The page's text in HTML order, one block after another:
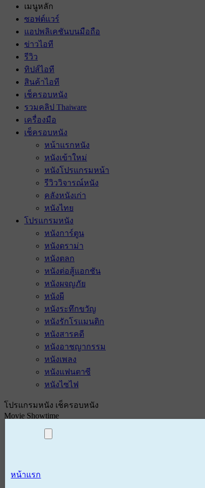
เมนูหลัก
ซอฟต์แวร์
แอปพลิเคชันบนมือถือ
ข่าวไอที
รีวิว
ทิปส์ไอที
สินค้าไอที
เช็ครอบหนัง
รวมคลิป Thaiware
เครื่องมือ
เช็ครอบหนัง
หน้าแรกหนัง
หนังเข้าใหม่
หนังโปรแกรมหน้า
รีวิววิจารณ์หนัง
คลังหนังเก่า
หนังไทย
โปรแกรมหนัง
หนังการ์ตูน
หนังดราม่า
หนังตลก
หนังต่อสู้แอกชัน
หนังผจญภัย
หนังผี
หนังระทึกขวัญ
หนังรักโรแมนติก
หนังสารคดี
หนังอาชญากรรม
หนังเพลง
หนังแฟนตาซี
หนังไซไฟ
โปรแกรมหนัง เช็ครอบหนัง
Movie Showtime
หน้าแรก